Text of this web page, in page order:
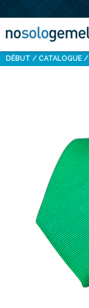
DÉBUT CATALOGUE